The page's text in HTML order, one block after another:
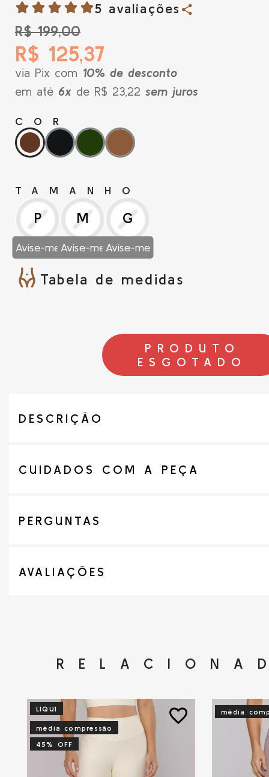
5 avaliações
R$ 199,00
R$ 125,37
via Pix com 10% de desconto
em até 6x de R$ 23,22 sem juros
COR
TAMANHO
P
Avise-me
M
Avise-me
G
Avise-me
Tabela de medidas
PRODUTO
ESGOTADO
DESCRIÇÃO
CUIDADOS COM A PEÇA
PERGUNTAS
AVALIAÇÕES
LIQUI
média compressão
45% OFF
favorite_border média